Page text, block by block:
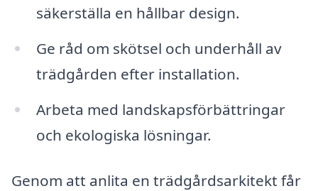
säkerställa en hållbar design.
Ge råd om skötsel och underhåll av
trädgården efter installation.
Arbeta med landskapsförbättringar
och ekologiska lösningar.
Genom att anlita en trädgårdsarkitekt får